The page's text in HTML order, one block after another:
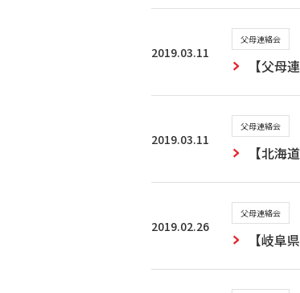
2019.03.11
父母連絡会
【父母
2019.03.11
父母連絡会
【北海
2019.02.26
父母連絡会
【岐阜